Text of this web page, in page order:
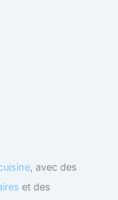
, avec des
et des